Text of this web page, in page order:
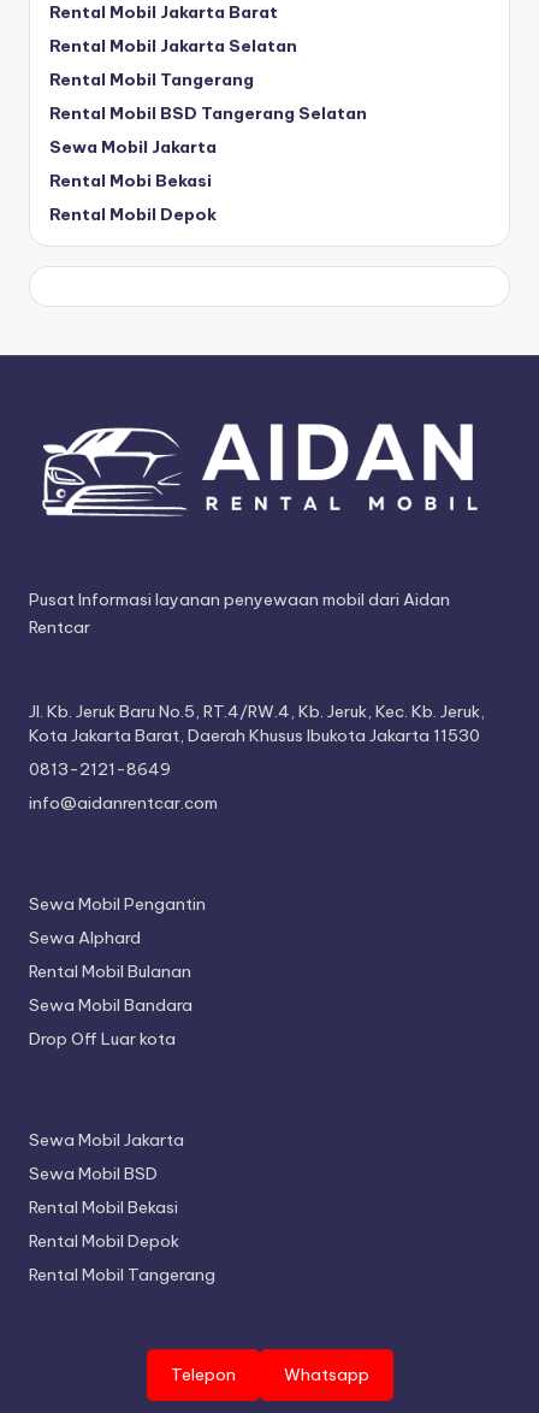
Rental Mobil Jakarta Barat
Rental Mobil Jakarta Selatan
Rental Mobil Tangerang
Rental Mobil BSD Tangerang Selatan
Sewa Mobil Jakarta
Rental Mobi Bekasi
Rental Mobil Depok
Pusat Informasi layanan penyewaan mobil dari Aidan
Rentcar
Jl. Kb. Jeruk Baru No.5, RT.4/RW.4, Kb. Jeruk, Kec. Kb. Jeruk,
Kota Jakarta Barat, Daerah Khusus Ibukota Jakarta 11530
0813-2121-8649
info@aidanrentcar.com
Sewa Mobil Pengantin
Sewa Alphard
Rental Mobil Bulanan
Sewa Mobil Bandara
Drop Off Luar kota
Sewa Mobil Jakarta
Sewa Mobil BSD
Rental Mobil Bekasi
Rental Mobil Depok
Rental Mobil Tangerang
Copyright 2026 — Aidan Rentcar . All rights reserved.
Telepon Whatsapp